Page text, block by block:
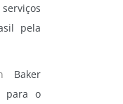
pela
Baker
para o